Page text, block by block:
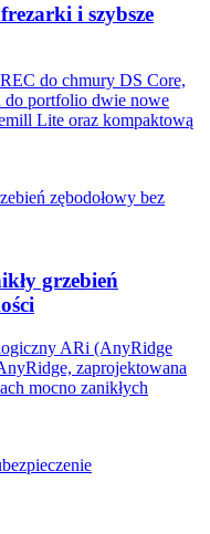
i szybsze
do chmury DS Core,
do portfolio dwie nowe
Lite oraz kompaktową
grzebień
ARi (AnyRidge
zaprojektowana
mocno zanikłych